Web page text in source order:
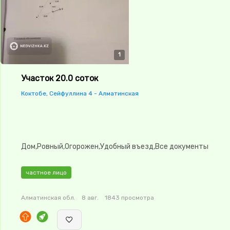
1
Участок 20.0 соток
Коктобе, Сейфуллина 4 - Алматинская
Дом,Ровный,Огорожен,Удобный въезд,Все документы
частное лицо
Алматинская обл. 8 авг. 1843 просмотра